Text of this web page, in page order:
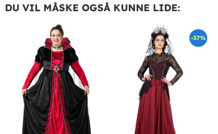
DU VIL MÅSKE OGSÅ KUNNE LIDE:
-37%